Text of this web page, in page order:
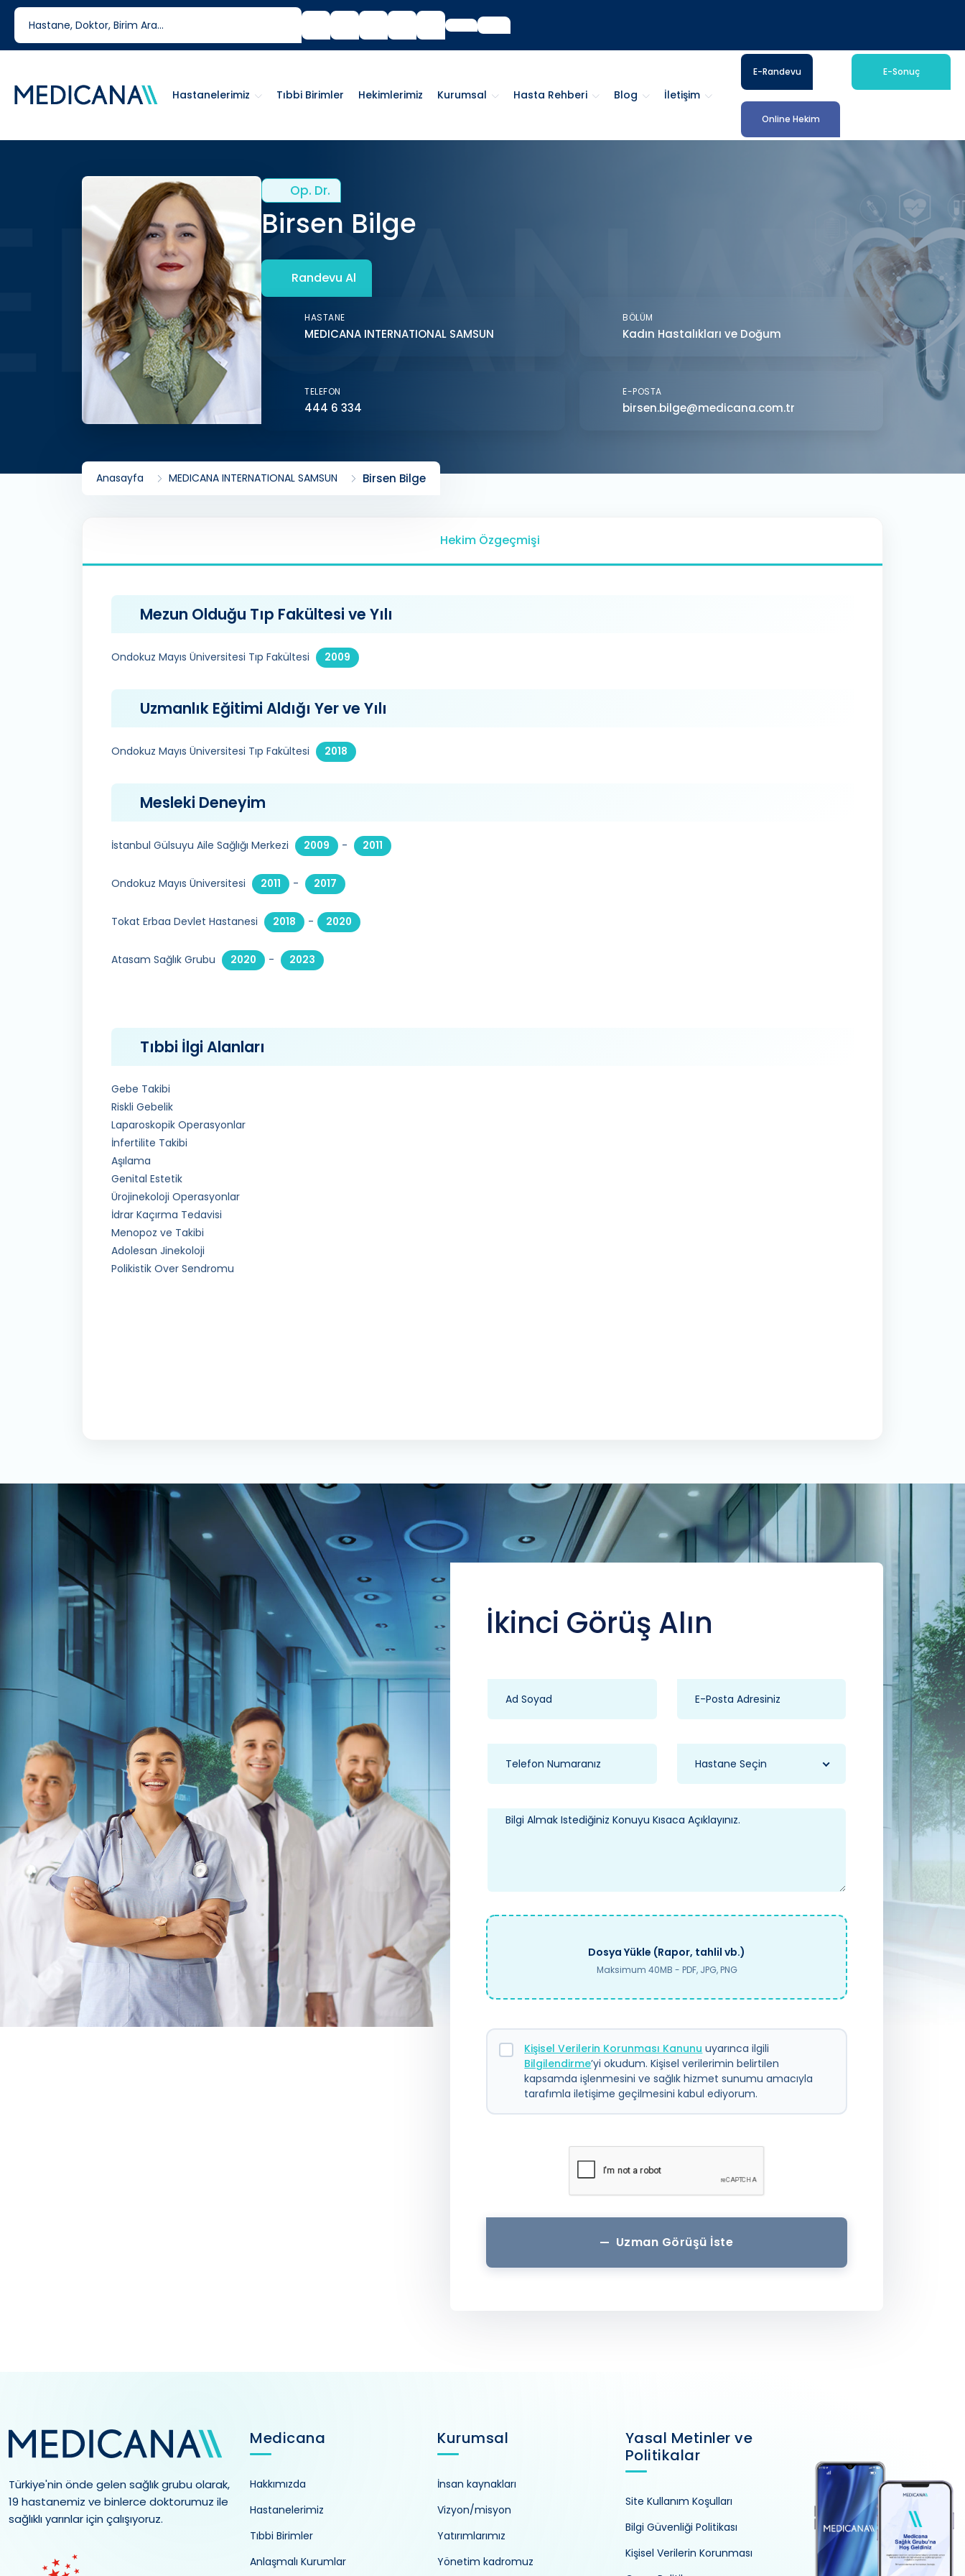
444 6 334
Tıbbi Birimler Hekimlerimiz Kurumsal Hasta Rehberi Blog İletişim
Hastanelerimiz
E-Randevu E-Sonuç
Online Hekim
Op. Dr.
Birsen Bilge
Randevu Al
HASTANE
MEDICANA INTERNATIONAL SAMSUN
BÖLÜM
Kadın Hastalıkları ve Doğum
TELEFON
444 6 334
E-POSTA
birsen.bilge@medicana.com.tr
Anasayfa MEDICANA INTERNATIONAL SAMSUN Birsen Bilge
Hekim Özgeçmişi
Mezun Olduğu Tıp Fakültesi ve Yılı
Ondokuz Mayıs Üniversitesi Tıp Fakültesi 2009
Uzmanlık Eğitimi Aldığı Yer ve Yılı
Ondokuz Mayıs Üniversitesi Tıp Fakültesi 2018
Mesleki Deneyim
İstanbul Gülsuyu Aile Sağlığı Merkezi 2009 - 2011
Ondokuz Mayıs Üniversitesi 2011 - 2017
Tokat Erbaa Devlet Hastanesi 2018 - 2020
Atasam Sağlık Grubu 2020 - 2023
Tıbbi İlgi Alanları
Gebe Takibi
Riskli Gebelik
Laparoskopik Operasyonlar
İnfertilite Takibi
Aşılama
Genital Estetik
Ürojinekoloji Operasyonlar
İdrar Kaçırma Tedavisi
Menopoz ve Takibi
Adolesan Jinekoloji
Polikistik Over Sendromu
İkinci Görüş Alın
Hastane Seçin
Dosya Yükle (Rapor, tahlil vb.)
Maksimum 40MB - PDF, JPG, PNG
Kişisel Verilerin Korunması Kanunu uyarınca ilgili
Bilgilendirme’yi okudum. Kişisel verilerimin belirtilen
kapsamda işlenmesini ve sağlık hizmet sunumu amacıyla
tarafımla iletişime geçilmesini kabul ediyorum.
Uzman Görüşü İste
Türkiye'nin önde gelen sağlık grubu olarak,
19 hastanemiz ve binlerce doktorumuz ile
sağlıklı yarınlar için çalışıyoruz.
Medicana
Hakkımızda
Hastanelerimiz
Tıbbi Birimler
Anlaşmalı Kurumlar
Kurumsal
İnsan kaynakları
Vizyon/misyon
Yatırımlarımız
Yönetim kadromuz
Yasal Metinler ve
Politikalar
Site Kullanım Koşulları
Bilgi Güvenliği Politikası
Kişisel Verilerin Korunması